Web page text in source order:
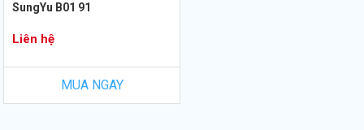
SungYu B01 91
Liên hệ
MUA NGAY